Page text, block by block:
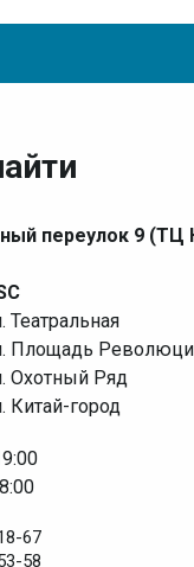
переулок 9 (ТЦ
Театральная
Площадь
Охотный Ряд
Китай-город
67
58